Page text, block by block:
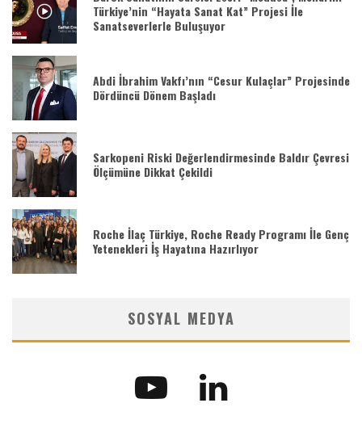
Türkiye’nin “Hayata Sanat Kat” Projesi İle
Sanatseverlerle Buluşuyor
Abdi İbrahim Vakfı’nın “Cesur Kulaçlar” Projesinde
Dördüncü Dönem Başladı
Sarkopeni Riski Değerlendirmesinde Baldır Çevresi
Ölçümüne Dikkat Çekildi
Roche İlaç Türkiye, Roche Ready Programı İle Genç
Yetenekleri İş Hayatına Hazırlıyor
SOSYAL MEDYA